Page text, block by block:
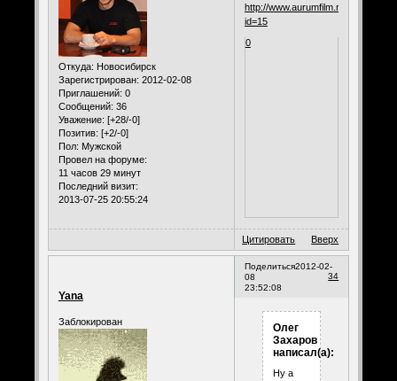
Откуда: Новосибирск
Зарегистрирован: 2012-02-08
Приглашений: 0
Сообщений: 36
Уважение: [+28/-0]
Позитив: [+2/-0]
Пол: Мужской
Провел на форуме:
11 часов 29 минут
Последний визит:
2013-07-25 20:55:24
http://www.aurumfilm.ru/
id=15
0
Цитировать Вверх
Поделиться
34
2012-02-
08
23:52:08
Yana
Заблокирован
Олег
Захаров
написал(а):
Ну а